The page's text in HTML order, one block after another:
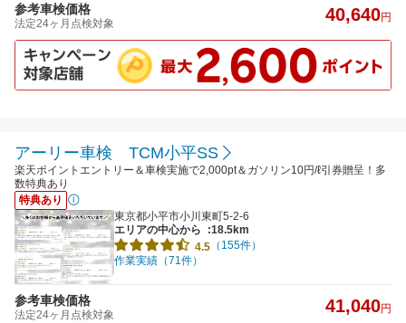
参考車検価格
法定24ヶ月点検対象 40,640円
アーリー車検 TCM小平SS
楽天ポイントエントリー＆車検実施で2,000pt＆ガソリン10円/ℓ引券贈呈！多
数特典あり
特典あり
東京都小平市小川東町5-2-6
エリアの中心から
:18.5km
4.5 （155件）
作業実績（71件）
参考車検価格
法定24ヶ月点検対象 41,040円